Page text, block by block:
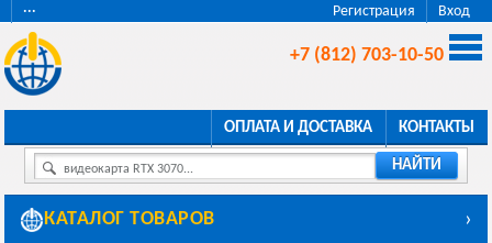
Регистрация Вход
···
+7 (812) 703-10-50
ОПЛАТА И ДОСТАВКА КОНТАКТЫ
видеокарта RTX 3070... НАЙТИ
КАТАЛОГ ТОВАРОВ ›